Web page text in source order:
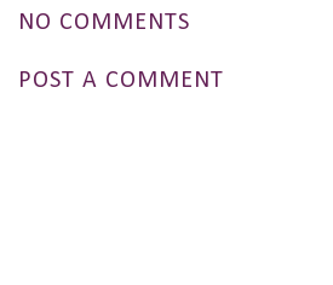
NO COMMENTS
POST A COMMENT